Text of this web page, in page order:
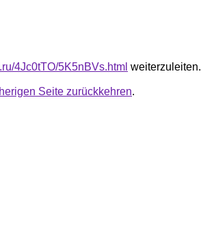
4Jc0tTO/5K5nBVs.html weiterzuleiten.
Seite zurückkehren.